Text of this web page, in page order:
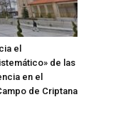
el
de las
en el
de Criptana